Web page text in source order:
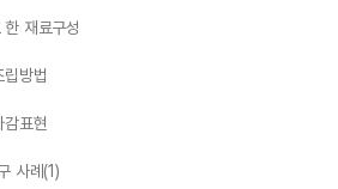
재료구성
방법
표현
사례(1)